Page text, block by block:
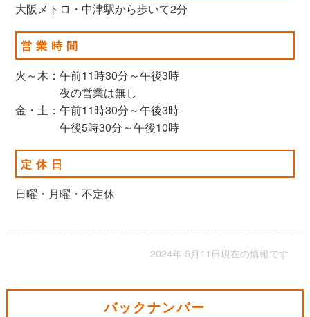
大阪メトロ・中津駅から歩いて2分
営業時間
火～木：午前11時30分～午後3時
夜の営業は無し
金・土：午前11時30分～午後3時
午後5時30分～午後10時
定休日
日曜・月曜・不定休
2024年 5月11日現在の情報です
バックナンバー